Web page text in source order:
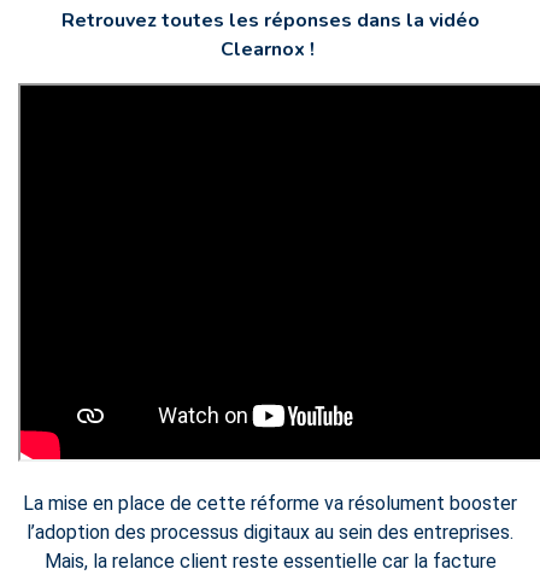
Retrouvez toutes les réponses dans la vidéo
Clearnox !
La mise en place de cette réforme va résolument booster
l’adoption des processus digitaux au sein des entreprises.
Mais, la relance client reste essentielle car la facture